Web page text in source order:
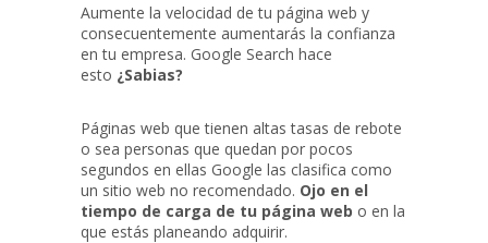
Aumente la velocidad de tu página web y
consecuentemente aumentarás la confianza
en tu empresa. Google Search hace
esto ¿Sabias?
Páginas web que tienen altas tasas de rebote
o sea personas que quedan por pocos
segundos en ellas Google las clasifica como
un sitio web no recomendado. Ojo en el
tiempo de carga de tu página web o en la
que estás planeando adquirir.